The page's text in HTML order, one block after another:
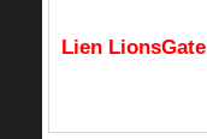
Lien LionsGate